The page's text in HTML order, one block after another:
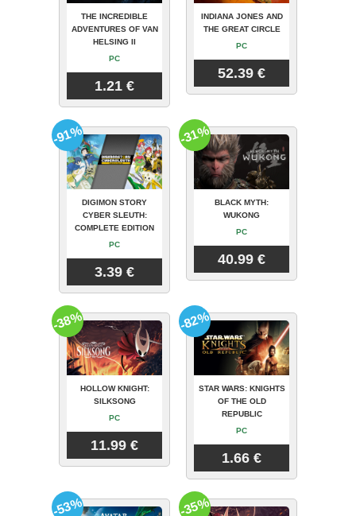
THE INCREDIBLE
ADVENTURES OF VAN
HELSING II
PC
1.21 €
INDIANA JONES AND
THE GREAT CIRCLE
PC
52.39 €
DIGIMON STORY
CYBER SLEUTH:
COMPLETE EDITION
PC
3.39 €
-91%
BLACK MYTH:
WUKONG
PC
40.99 €
-31%
HOLLOW KNIGHT:
SILKSONG
PC
11.99 €
-38%
STAR WARS: KNIGHTS
OF THE OLD
REPUBLIC
PC
1.66 €
-82%
-53% -35%